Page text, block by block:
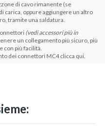
di cavo rimanente (se
oppure aggiungere un altro
tramite una saldatura.
(vedi accessori più in
un collegamento più sicuro, più
con più facilità.
dei connettori MC4 clicca qui